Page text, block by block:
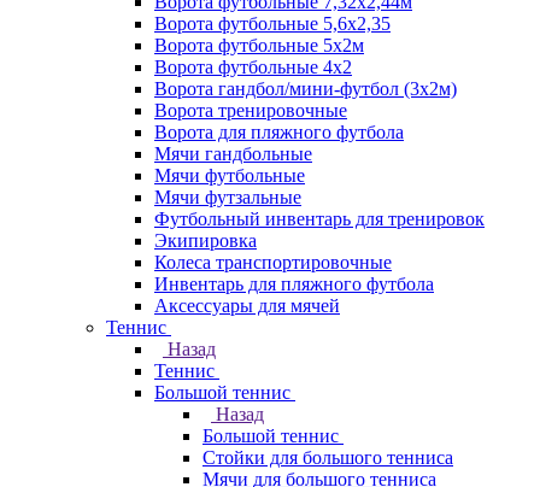
Ворота футбольные 5,6х2,35
Ворота футбольные 5х2м
Ворота футбольные 4х2
Ворота гандбол/мини-футбол (3х2м)
Ворота тренировочные
Ворота для пляжного футбола
Мячи гандбольные
Мячи футбольные
Мячи футзальные
Футбольный инвентарь для тренировок
Экипировка
Колеса транспортировочные
Инвентарь для пляжного футбола
Аксессуары для мячей
Теннис
Назад
Теннис
Большой теннис
Назад
Большой теннис
Стойки для большого тенниса
Мячи для большого тенниса